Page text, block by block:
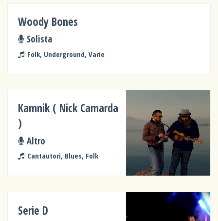
Woody Bones
Solista
Folk, Underground, Varie
Kamnik ( Nick Camarda
)
Altro
Cantautori, Blues, Folk
Serie D